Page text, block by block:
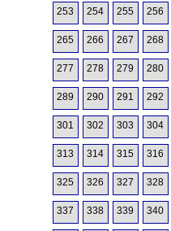
253 254 255 256
265 266 267 268
277 278 279 280
289 290 291 292
301 302 303 304
313 314 315 316
325 326 327 328
337 338 339 340